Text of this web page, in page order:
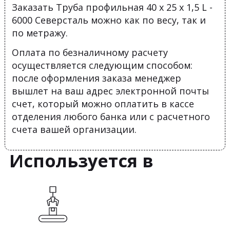
Заказать Труба профильная 40 х 25 х 1,5 L -
6000 Северсталь можно как по весу, так и
по метражу.
Оплата по безналичному расчету
осуществляется следующим способом:
после оформления заказа менеджер
вышлет на ваш адрес электронной почты
счет, который можно оплатить в кассе
отделения любого банка или с расчетного
счета вашей организации.
Используется в